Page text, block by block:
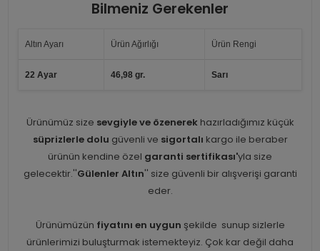
Bilmeniz Gerekenler
Altın Ayarı Ürün Ağırlığı Ürün Rengi
22 Ayar 46,98 gr. Sarı
Ürünümüz size sevgiyle ve özenerekhazırladığımız küçük
süprizlerle dolu güvenli ve sigortalı kargo ile beraber
ürünün kendine özel garanti sertifikası'yla size
gelecektir.''Gülenler Altın'' size güvenli bir alışverişi garanti
eder.
Ürünümüzün fiyatını en uygun şekilde sunup sizlerle
ürünlerimizi buluşturmak istemekteyiz. Çok kar değil daha